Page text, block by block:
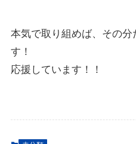
本気で取り組めば、その分
す！
応援しています！！